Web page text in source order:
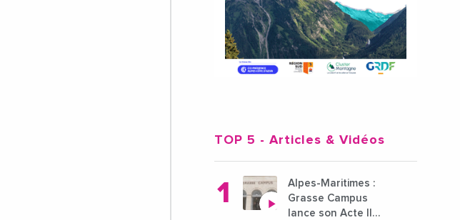
TOP 5 - Articles & Vidéos
Alpes-Maritimes :
Grasse Campus
lance son Acte II